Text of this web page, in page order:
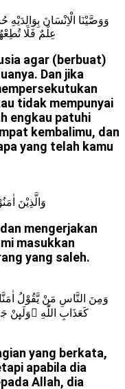
وَوَصَّيْنَا الْاِنْسَانَ
عِلْمٌ فَلَا
agar (berbuat)
Dan jika
tidak mempunyai
engkau patuhi
kembalimu, dan
yang telah kamu
وَالَّذِيْنَ
mengerjakan
masukkan
yang saleh.
وَمِنَ النَّاسِ مَنْ يَّقُوْلُ اٰمَنَّا
كَعَذَابِ اللّٰهِ ۗوَلَىِٕنْ
yang berkata,
apabila dia
Allah, dia